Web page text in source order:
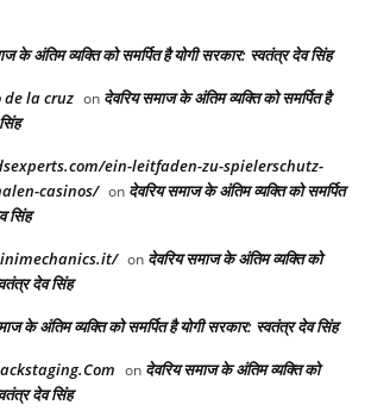
के अंतिम व्यक्ति को समर्पित है योगी सरकार: स्वतंत्र देव सिंह
la cruz on देवरिय समाज के अंतिम व्यक्ति को समर्पित है
ein-leitfaden-zu-spielerschutz-
casinos/ on देवरिय समाज के अंतिम व्यक्ति को समर्पित
सिंह
on देवरिय समाज के अंतिम व्यक्ति को
देव सिंह
के अंतिम व्यक्ति को समर्पित है योगी सरकार: स्वतंत्र देव सिंह
on देवरिय समाज के अंतिम व्यक्ति को
देव सिंह